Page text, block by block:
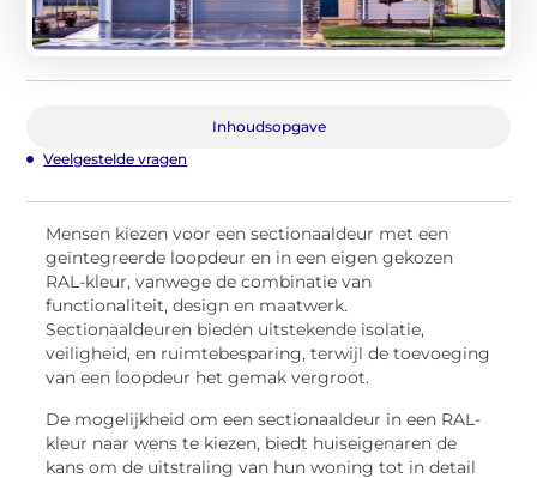
Inhoudsopgave
Veelgestelde vragen
Mensen kiezen voor een sectionaaldeur met een
geïntegreerde loopdeur en in een eigen gekozen
RAL-kleur, vanwege de combinatie van
functionaliteit, design en maatwerk.
Sectionaaldeuren bieden uitstekende isolatie,
veiligheid, en ruimtebesparing, terwijl de toevoeging
van een loopdeur het gemak vergroot.
De mogelijkheid om een sectionaaldeur in een RAL-
kleur naar wens te kiezen, biedt huiseigenaren de
kans om de uitstraling van hun woning tot in detail